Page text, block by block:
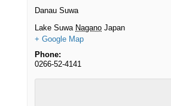
Danau Suwa
Lake Suwa Nagano Japan
+ Google Map
Phone:
0266-52-4141